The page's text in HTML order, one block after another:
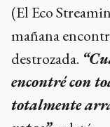
(El Eco
mañana
destrozada.
encontré con
totalmente